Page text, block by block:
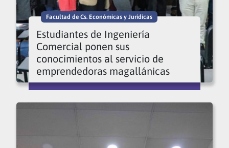
Facultad de Cs. Económicas y Jurídicas
Estudiantes de Ingeniería
Comercial ponen sus
conocimientos al servicio de
emprendedoras magallánicas